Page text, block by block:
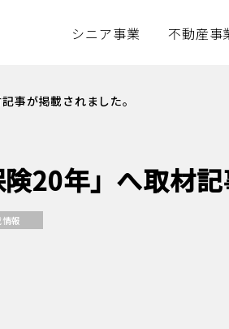
シニア事業
シニア事業トップ
デイサービス（通所介護）
不動産事
産事業
不動産用地
会社情報
事が掲載されました。
20年」へ取材記
報
ビリティ